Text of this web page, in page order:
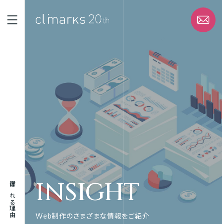
選ばれる理由
STRENGTH
選ばれる理由
SERVICE
サービス
WORK
実績
ABOUT
INSIGHT
Web制作のさまざまな情報をご紹介